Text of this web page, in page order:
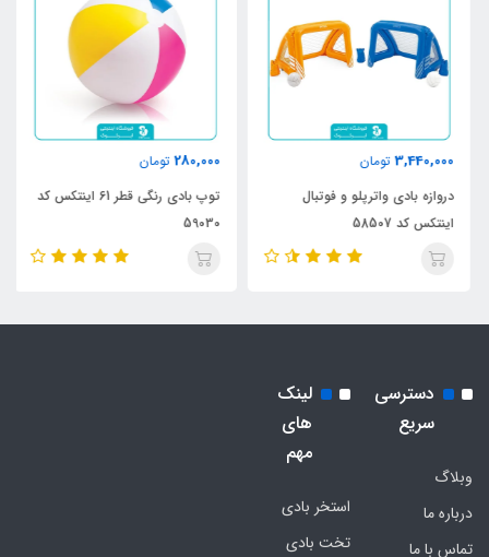
3,440,000 تومان
دروازه بادی واترپلو و فوتبال
اینتکس کد 58507
280,000 تومان
توپ بادی رنگی قطر 61 اینتکس کد
59030
دسترسی
سریع
وبلاگ
درباره ما
تماس با ما
لینک
های
مهم
استخر بادی
تخت بادی